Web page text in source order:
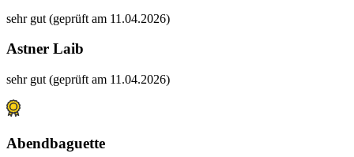
sehr gut (geprüft am 11.04.2026)
Astner Laib
sehr gut (geprüft am 11.04.2026)
Abendbaguette